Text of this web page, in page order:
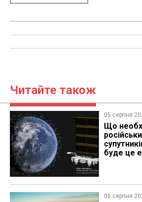
Читайте також
05 серпня
Що
буде це
06 серпня